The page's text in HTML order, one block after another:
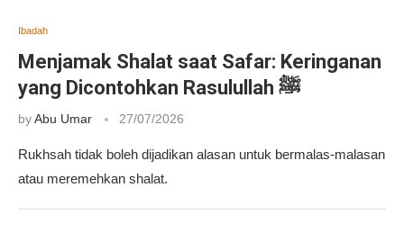
Ibadah
Menjamak Shalat saat Safar: Keringanan
yang Dicontohkan Rasulullah ﷺ
byAbu Umar 27/07/2026
Rukhsah tidak boleh dijadikan alasan untuk bermalas-malasan
atau meremehkan shalat.